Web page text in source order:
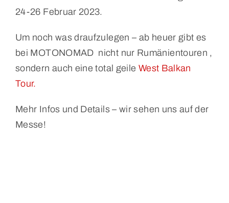
24-26 Februar 2023.
Um noch was draufzulegen – ab heuer gibt es
bei MOTONOMAD nicht nur Rumänientouren ,
sondern auch eine total geile West Balkan
Tour.
Mehr Infos und Details – wir sehen uns auf der
Messe!